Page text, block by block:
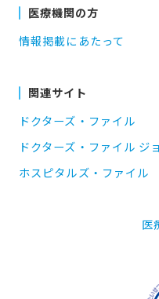
医療機関の方
情報掲載にあたって
関連サイト
ドクターズ・ファイル
ドクターズ・ファイル ジ
ホスピタルズ・ファイル
医